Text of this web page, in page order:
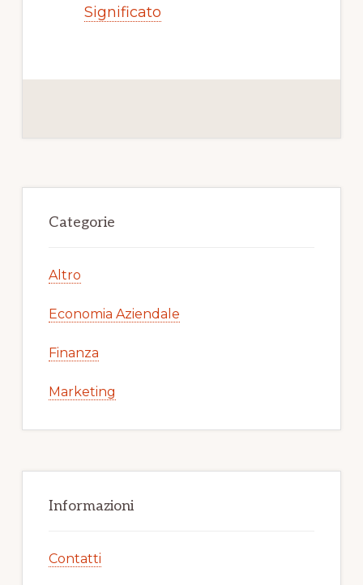
Significato
Sidebar
Categorie
Altro
Economia Aziendale
Finanza
Marketing
Informazioni
Contatti